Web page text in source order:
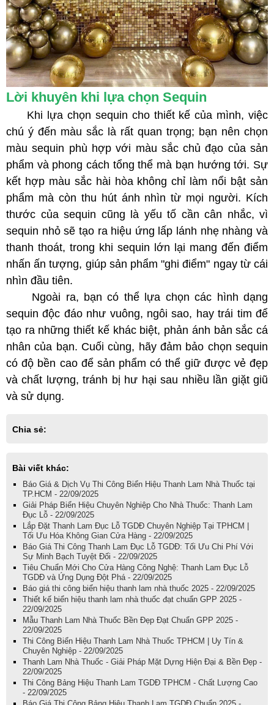
Lời khuyên khi lựa chọn Sequin
Khi lựa chọn sequin cho thiết kế của mình, việc
chú ý đến màu sắc là rất quan trọng; bạn nên chọn
màu sequin phù hợp với màu sắc chủ đạo của sản
phẩm và phong cách tổng thể mà bạn hướng tới. Sự
kết hợp màu sắc hài hòa không chỉ làm nổi bật sản
phẩm mà còn thu hút ánh nhìn từ mọi người. Kích
thước của sequin cũng là yếu tố cần cân nhắc, vì
sequin nhỏ sẽ tạo ra hiệu ứng lấp lánh nhẹ nhàng và
thanh thoát, trong khi sequin lớn lại mang đến điểm
nhấn ấn tượng, giúp sản phẩm "ghi điểm" ngay từ cái
nhìn đầu tiên.
Ngoài ra, bạn có thể lựa chọn các hình dạng
sequin độc đáo như vuông, ngôi sao, hay trái tim để
tạo ra những thiết kế khác biệt, phản ánh bản sắc cá
nhân của bạn. Cuối cùng, hãy đảm bảo chọn sequin
có độ bền cao để sản phẩm có thể giữ được vẻ đẹp
và chất lượng, tránh bị hư hại sau nhiều lần giặt giũ
và sử dụng.
Chia sẻ:
Bài viết khác:
Báo Giá & Dịch Vụ Thi Công Biển Hiệu Thanh Lam Nhà Thuốc tại
TP.HCM - 22/09/2025
Giải Pháp Biển Hiệu Chuyên Nghiệp Cho Nhà Thuốc: Thanh Lam
Đục Lỗ - 22/09/2025
Lắp Đặt Thanh Lam Đục Lỗ TGDĐ Chuyên Nghiệp Tại TPHCM |
Tối Ưu Hóa Không Gian Cửa Hàng - 22/09/2025
Báo Giá Thi Công Thanh Lam Đục Lỗ TGDĐ: Tối Ưu Chi Phí Với
Sự Minh Bạch Tuyệt Đối - 22/09/2025
Tiêu Chuẩn Mới Cho Cửa Hàng Công Nghệ: Thanh Lam Đục Lỗ
TGDĐ và Ứng Dụng Đột Phá - 22/09/2025
Báo giá thi công biển hiệu thanh lam nhà thuốc 2025 - 22/09/2025
Thiết kế biển hiệu thanh lam nhà thuốc đạt chuẩn GPP 2025 -
22/09/2025
Mẫu Thanh Lam Nhà Thuốc Bền Đẹp Đạt Chuẩn GPP 2025 -
22/09/2025
Thi Công Biển Hiệu Thanh Lam Nhà Thuốc TPHCM | Uy Tín &
Chuyên Nghiệp - 22/09/2025
Thanh Lam Nhà Thuốc - Giải Pháp Mặt Dựng Hiện Đại & Bền Đẹp -
22/09/2025
Thi Công Bảng Hiệu Thanh Lam TGDĐ TPHCM - Chất Lượng Cao
- 22/09/2025